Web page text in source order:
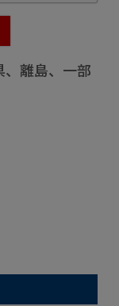
離島、一部